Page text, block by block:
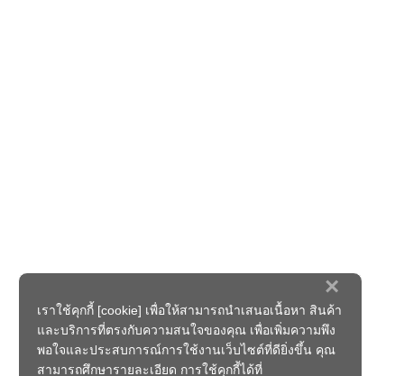
×
เราใช้คุกกี้ [cookie] เพื่อให้สามารถนำเสนอเนื้อหา สินค้า
และบริการที่ตรงกับความสนใจของคุณ เพื่อเพิ่มความพึง
พอใจและประสบการณ์การใช้งานเว็บไซต์ที่ดียิ่งขึ้น คุณ
สามารถศึกษารายละเอียด การใช้คุกกี้ได้ที่